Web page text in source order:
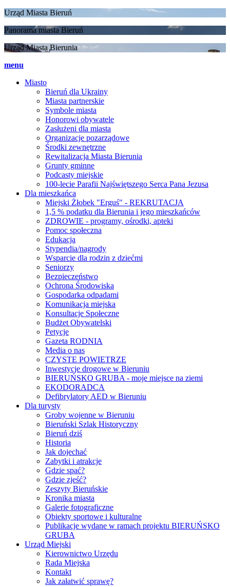
Urząd Miasta Bieruń
Panorama miasta Bieruń
Urząd Miasta Bierunia
menu
Miasto
Bieruń dla Ukrainy
Miasta partnerskie
Symbole miasta
Honorowi obywatele
Zasłużeni dla miasta
Organizacje pozarządowe
Środki zewnętrzne
Rewitalizacja Miasta Bierunia
Grunty gminne
Podcasty miejskie
100-lecie Parafii Najświętszego Serca Pana Jezusa
Dla mieszkańca
Miejski Żłobek "Erguś" - REKRUTACJA
1,5 % podatku dla Bierunia i jego mieszkańców
ZDROWIE - programy, ośrodki, apteki
Pomoc społeczna
Edukacja
Stypendia/nagrody
Wsparcie dla rodzin z dziećmi
Seniorzy
Bezpieczeństwo
Ochrona Środowiska
Gospodarka odpadami
Komunikacja miejska
Konsultacje Społeczne
Budżet Obywatelski
Petycje
Gazeta RODNIA
Media o nas
CZYSTE POWIETRZE
Inwestycje drogowe w Bieruniu
BIERUŃSKO GRUBA - moje miejsce na ziemi
EKODORADCA
Defibrylatory AED w Bieruniu
Dla turysty
Groby wojenne w Bieruniu
Bieruński Szlak Historyczny
Bieruń dziś
Historia
Jak dojechać
Zabytki i atrakcje
Gdzie spać?
Gdzie zjeść?
Zeszyty Bieruńskie
Kronika miasta
Galerie fotograficzne
Obiekty sportowe i kulturalne
Publikacje wydane w ramach projektu BIERUŃSKO
GRUBA
Urząd Miejski
Kierownictwo Urzędu
Rada Miejska
Kontakt
Jak załatwić sprawę?